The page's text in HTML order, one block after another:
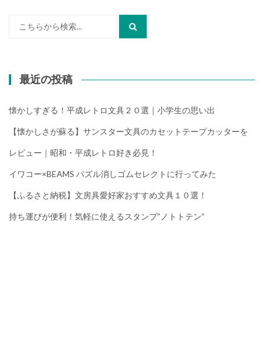
最近の投稿
懐かしすぎる！平成レトロ文具２０選｜小学生の思い出
【懐かしさが蘇る】サンスター文具のカセットテープカッターを
レビュー｜昭和・平成レトロ好き必見！
イワコー×BEAMS パズル消しゴムセレクトに行ってみた
【ふるさと納税】文房具愛好家おすすめ文具１０選！
持ち運びが便利！気軽に使えるスタンプ”ノトトテン”